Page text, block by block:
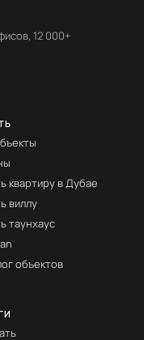
12 000+
квартиру в Дубае
виллу
таунхаус
объектов